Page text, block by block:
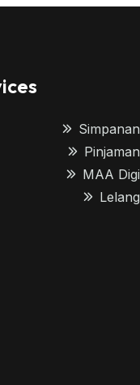
Simpanan
Pinjaman
MAA Digi
Lelang